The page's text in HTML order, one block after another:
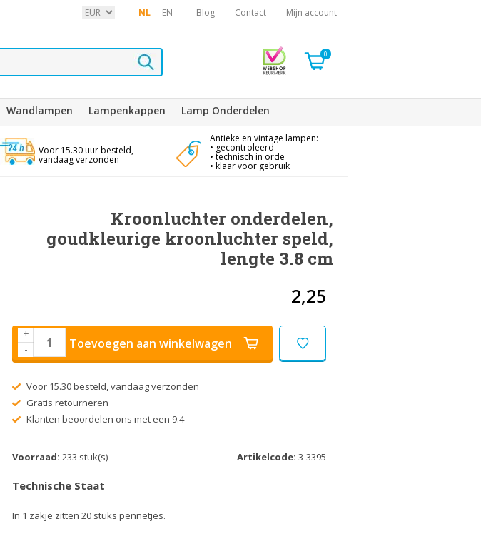
NL EN Blog Contact Mijn account
0
Wandlampen Lampenkappen Lamp Onderdelen
Voor 15.30 uur besteld,
vandaag verzonden
Antieke en vintage lampen:
• gecontroleerd
• technisch in orde
• klaar voor gebruik
Kroonluchter onderdelen,
goudkleurige kroonluchter speld,
lengte 3.8 cm
2,25
+
-
Toevoegen aan winkelwagen
Voor 15.30 besteld, vandaag verzonden
Gratis retourneren
Klanten beoordelen ons met een 9.4
Voorraad: 233 stuk(s) Artikelcode: 3-3395
Technische Staat
In 1 zakje zitten 20 stuks pennetjes.